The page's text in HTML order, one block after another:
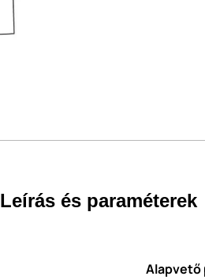
Leírás és paraméterek
Alapvető